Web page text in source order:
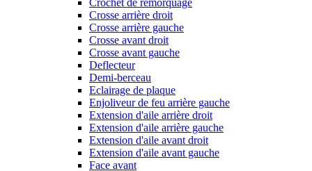
Crochet de remorquage
Crosse arrière droit
Crosse arrière gauche
Crosse avant droit
Crosse avant gauche
Deflecteur
Demi-berceau
Eclairage de plaque
Enjoliveur de feu arrière gauche
Extension d'aile arrière droit
Extension d'aile arrière gauche
Extension d'aile avant droit
Extension d'aile avant gauche
Face avant